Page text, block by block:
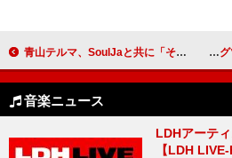
青山テルマ、SoulJaと共に「そばにいるね」リアレンジバージョンで披露 ＜THE FIRST TAKE＞ Bimi
音楽ニュース
LDHアーテ
【LDH